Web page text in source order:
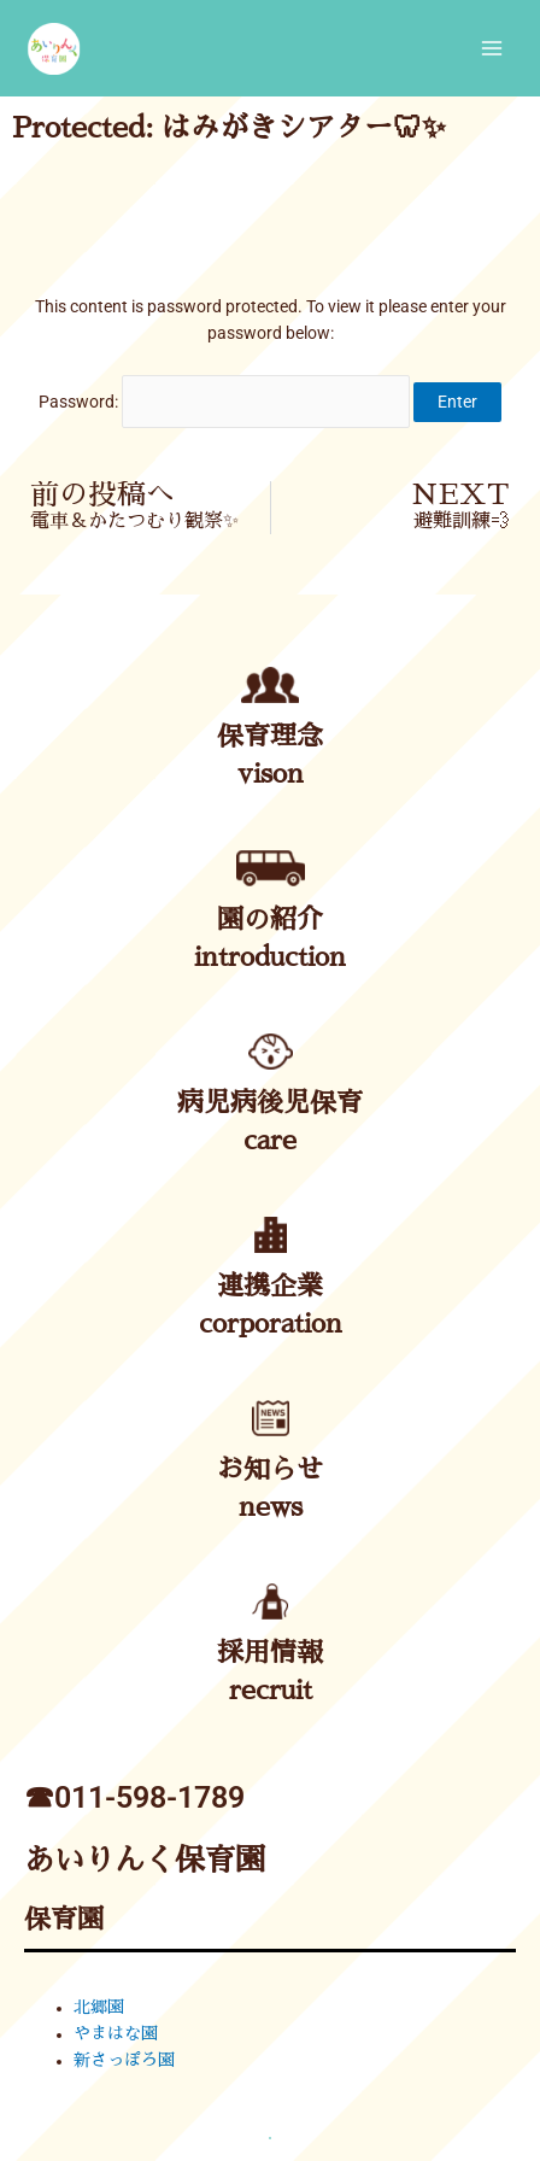
content
Protected: はみがきシアター🦷✨
This content is password protected. To view it please enter your
password below:
Password:
Prev
前の投稿へ
電車＆かたつむり観察✨
NEXT
避難訓練💨
保育理念
vison
園の紹介
introduction
病児病後児保育
care
連携企業
corporation
お知らせ
news
採用情報
recruit
☎︎011-598-1789
あいりんく保育園
保育園
北郷園
やまはな園
新さっぽろ園